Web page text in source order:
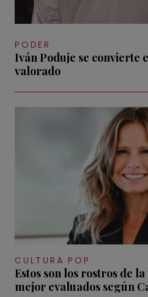
PODER
Iván Poduje se convierte
valorado
CULTURA POP
Estos son los rostros de
mejor evaluados según